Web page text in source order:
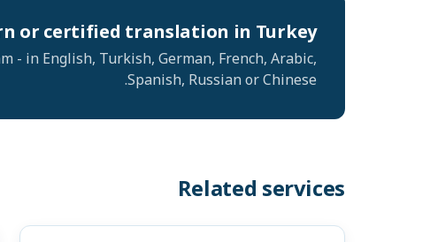
or certified translation in Turkey?
in English, Turkish, German, French, Arabic,
Spanish, Russian or Chinese.
Related services